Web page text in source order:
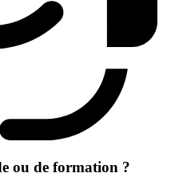
ou de formation ?